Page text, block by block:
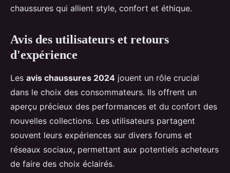
chaussures qui allient style, confort et éthique.
Avis des utilisateurs et retours
d'expérience
Les avis chaussures 2024 jouent un rôle crucial
dans le choix des consommateurs. Ils offrent un
aperçu précieux des performances et du confort des
nouvelles collections. Les utilisateurs partagent
souvent leurs expériences sur divers forums et
réseaux sociaux, permettant aux potentiels acheteurs
de faire des choix éclairés.